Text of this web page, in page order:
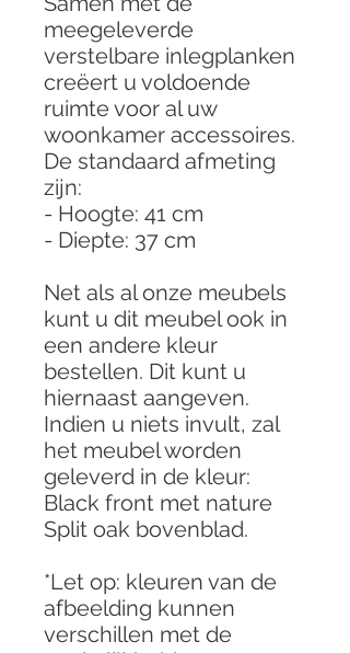
meegeleverde
verstelbare inlegplanken
creëert u voldoende
ruimte voor al uw
woonkamer accessoires.
De standaard afmeting
zijn:
- Hoogte: 41 cm
- Diepte: 37 cm
Net als al onze meubels
kunt u dit meubel ook in
een andere kleur
bestellen. Dit kunt u
hiernaast aangeven.
Indien u niets invult, zal
het meubel worden
geleverd in de kleur:
Black front met nature
Split oak bovenblad.
*Let op: kleuren van de
afbeelding kunnen
verschillen met de